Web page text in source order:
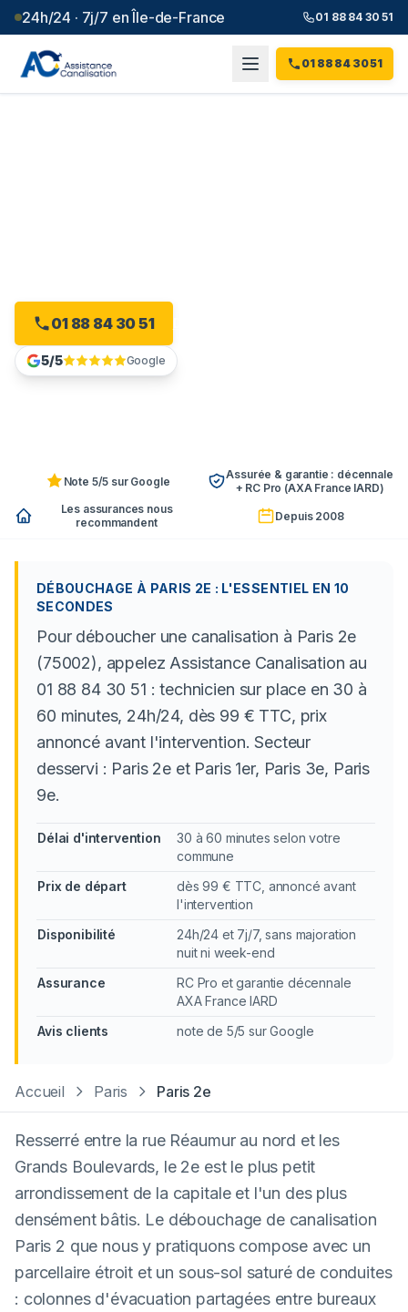
24h/24 · 7j/7 en Île-de-France 01 88 84 30 51
01 88 84 30 51
01 88 84 30 51
5/5 Google
Note 5/5 sur Google
Assurée & garantie : décennale
+ RC Pro (AXA France IARD)
Les assurances nous
recommandent
Depuis 2008
DÉBOUCHAGE À PARIS 2E : L'ESSENTIEL EN 10
SECONDES
Pour déboucher une canalisation à Paris 2e
(75002), appelez Assistance Canalisation au
01 88 84 30 51 : technicien sur place en 30 à
60 minutes, 24h/24, dès 99 € TTC, prix
annoncé avant l'intervention. Secteur
desservi : Paris 2e et Paris 1er, Paris 3e, Paris
9e.
Délai d'intervention
30 à 60 minutes selon votre
commune
Prix de départ
dès 99 € TTC, annoncé avant
l'intervention
Disponibilité
24h/24 et 7j/7, sans majoration
nuit ni week-end
Assurance
RC Pro et garantie décennale
AXA France IARD
Avis clients
note de 5/5 sur Google
Accueil Paris Paris 2e
Resserré entre la rue Réaumur au nord et les
Grands Boulevards, le 2e est le plus petit
arrondissement de la capitale et l'un des plus
densément bâtis. Le débouchage de canalisation
Paris 2 que nous y pratiquons compose avec un
parcellaire étroit et un sous-sol saturé de conduites
: colonnes d'évacuation partagées entre bureaux